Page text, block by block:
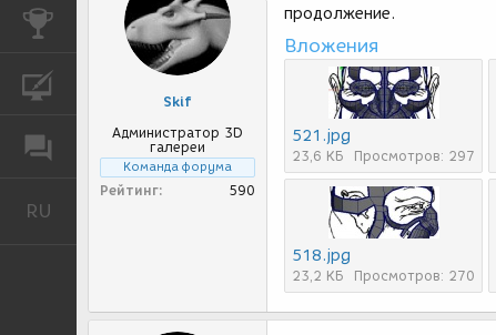
КОНКУРСЫ
ФОРУМ
RU
Skif
Администратор 3D
галереи
Команда форума
Рейтинг 590
продолжение.
Вложения
521.jpg
23,6 КБ Просмотров: 297
518.jpg
23,2 КБ Просмотров: 270